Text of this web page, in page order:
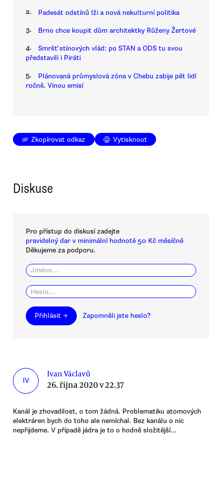
2. Padesát odstínů lži a nová nekulturní politika
3. Brno chce koupit dům architektky Růženy Žertové
4.
Smršť stínových vlád: po STAN a ODS tu svou
představili i Piráti
5.
Plánovaná průmyslová zóna v Chebu zabije pět lidí
ročně. Vinou emisí
Zkopírovat odkaz Vytisknout
Diskuse
Pro přístup do diskusí zadejte
pravidelný dar v minimální hodnotě 50 Kč měsíčně
Děkujeme za podporu.
Přihlásit → Zapomněli jste heslo?
IV
Ivan Václavů
26. října 2020 v 22.37
Kanál je zhovadilost, o tom žádná. Problematiku atomových
elektráren bych do toho ale nemíchal. Bez kanálu o nic
nepřijdeme. V případě jádra je to o hodně složitější...